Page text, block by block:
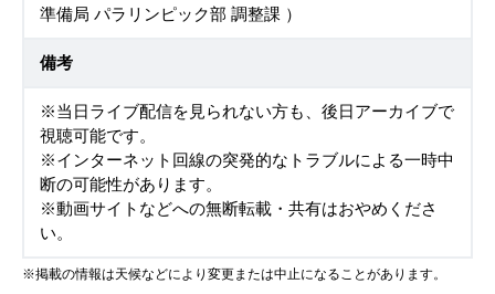
準備局 パラリンピック部 調整課 ）
備考
※当日ライブ配信を見られない方も、後日アーカイブで
視聴可能です。
※インターネット回線の突発的なトラブルによる一時中
断の可能性があります。
※動画サイトなどへの無断転載・共有はおやめくださ
い。
※掲載の情報は天候などにより変更または中止になることがあります。